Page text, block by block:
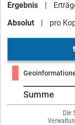
Ergebnis
Absolut
pro
Summe
Die